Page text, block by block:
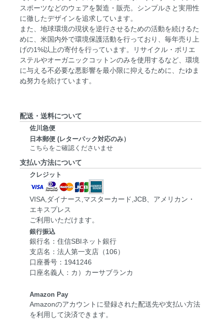
スポーツなどのウェアを製造・販売。シンプルさと実用性
に徹したデザインを追求しています。
また、地球環境の現状を逆行させるための活動を続けるた
めに、米国内外で環境保護活動を行っており、毎年売り上
げの1%以上の寄付を行っています。リサイクル・ポリエ
ステルやオーガニックコットンのみを使用するなど、環境
に与える不必要な悪影響を最小限に抑えるために、たゆま
ぬ努力を続けています。
配送・送料について
佐川急便
日本郵便 (レターパック対応のみ）
こちらをご確認くださいませ
支払い方法について
クレジット
VISA,ダイナース,マスターカード,JCB、アメリカン・
エキスプレス
ご利用いただけます。
銀行振込
銀行名：住信SBIネット銀行
支店名：法人第一支店（106）
口座番号：1941246
口座名義人：カ）カーサブランカ
Amazon Pay
Amazonのアカウントに登録された配送先や支払い方法
を利用して決済できます。